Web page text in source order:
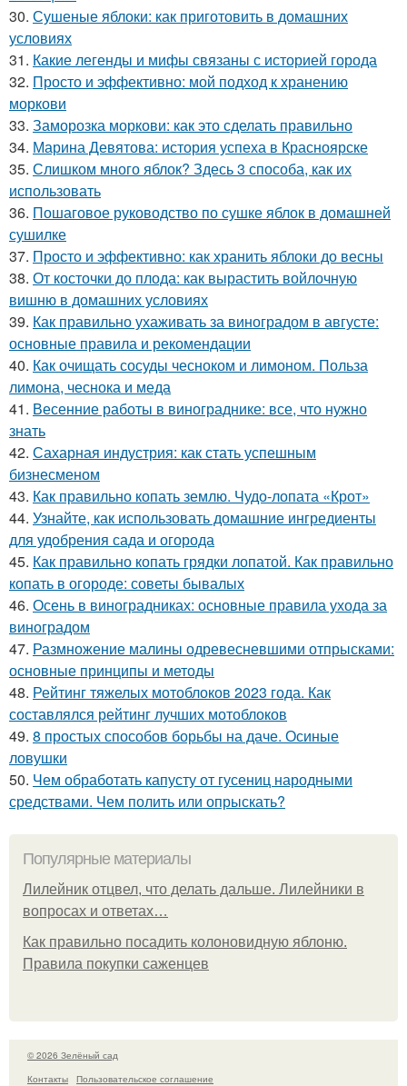
30. Сушеные яблоки: как приготовить в домашних
условиях
31. Какие легенды и мифы связаны с историей города
32. Просто и эффективно: мой подход к хранению
моркови
33. Заморозка моркови: как это сделать правильно
34. Марина Девятова: история успеха в Красноярске
35. Слишком много яблок? Здесь 3 способа, как их
использовать
36. Пошаговое руководство по сушке яблок в домашней
сушилке
37. Просто и эффективно: как хранить яблоки до весны
38. От косточки до плода: как вырастить войлочную
вишню в домашних условиях
39. Как правильно ухаживать за виноградом в августе:
основные правила и рекомендации
40. Как очищать сосуды чесноком и лимоном. Польза
лимона, чеснока и меда
41. Весенние работы в винограднике: все, что нужно
знать
42. Сахарная индустрия: как стать успешным
бизнесменом
43. Как правильно копать землю. Чудо-лопата «Крот»
44. Узнайте, как использовать домашние ингредиенты
для удобрения сада и огорода
45. Как правильно копать грядки лопатой. Как правильно
копать в огороде: советы бывалых
46. Осень в виноградниках: основные правила ухода за
виноградом
47. Размножение малины одревесневшими отпрысками:
основные принципы и методы
48. Рейтинг тяжелых мотоблоков 2023 года. Как
составлялся рейтинг лучших мотоблоков
49. 8 простых способов борьбы на даче. Осиные
ловушки
50. Чем обработать капусту от гусениц народными
средствами. Чем полить или опрыскать?
Популярные материалы
Лилейник отцвел, что делать дальше. Лилейники в
вопросах и ответах…
Как правильно посадить колоновидную яблоню.
Правила покупки саженцев
© 2026 Зелёный сад
Контакты
Пользовательское соглашение